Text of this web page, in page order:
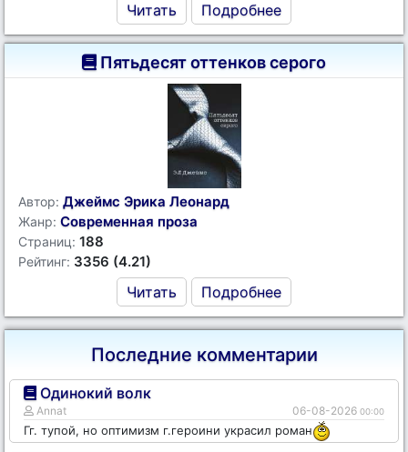
Читать Подробнее
Пятьдесят оттенков серого
Автор: Джеймс Эрика Леонард
Жанр: Современная проза
Страниц: 188
Рейтинг: 3356 (4.21)
Читать Подробнее
Последние комментарии
Одинокий волк
Annat 06-08-2026 00:00
Гг. тупой, но оптимизм г.героини украсил роман